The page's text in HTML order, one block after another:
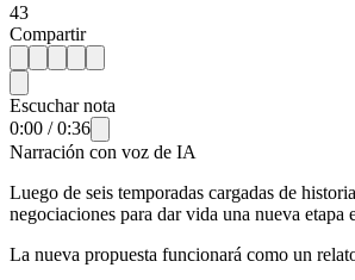
43
Compartir
Escuchar nota
0:00 /0:36
Narración con voz de IA
Luego de seis temporadas cargadas de
negociaciones para dar vida una nueva etapa
La nueva propuesta funcionará como un